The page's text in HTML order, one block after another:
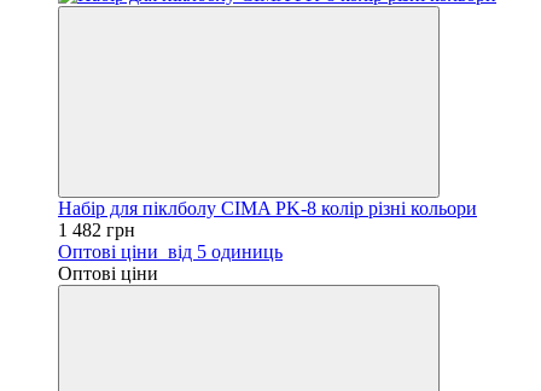
Набір для піклболу CIMA PK-8 колір різні кольори
1 482 грн
Оптові ціни від 5 одиниць
Оптові ціни